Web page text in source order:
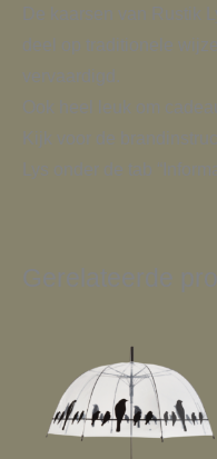
De kaarsen van Rustik
deel op traditionele
vervaardigd.
Ook heel leuk om
Kijk voor de
Lys onder de tab
Gerelateerde